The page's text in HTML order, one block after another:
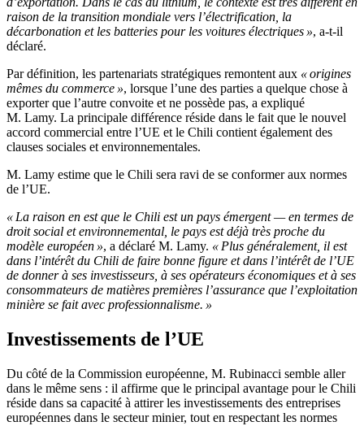
raison de la transition mondiale vers l’électrification, la
décarbonation et les batteries pour les voitures électriques », a-t-il
déclaré.
Par définition, les partenariats stratégiques remontent aux « origines
mêmes du commerce », lorsque l’une des parties a quelque chose à
exporter que l’autre convoite et ne possède pas, a expliqué
M. Lamy. La principale différence réside dans le fait que le nouvel
accord commercial entre l’UE et le Chili contient également des
clauses sociales et environnementales.
M. Lamy estime que le Chili sera ravi de se conformer aux normes
de l’UE.
« La raison en est que le Chili est un pays émergent — en termes de
droit social et environnemental, le pays est déjà très proche du
modèle européen », a déclaré M. Lamy. « Plus généralement, il est
dans l’intérêt du Chili de faire bonne figure et dans l’intérêt de l’UE
de donner à ses investisseurs, à ses opérateurs économiques et à ses
consommateurs de matières premières l’assurance que l’exploitation
minière se fait avec professionnalisme. »
Investissements de l’UE
Du côté de la Commission européenne, M. Rubinacci semble aller
dans le même sens : il affirme que le principal avantage pour le Chili
réside dans sa capacité à attirer les investissements des entreprises
européennes dans le secteur minier, tout en respectant les normes